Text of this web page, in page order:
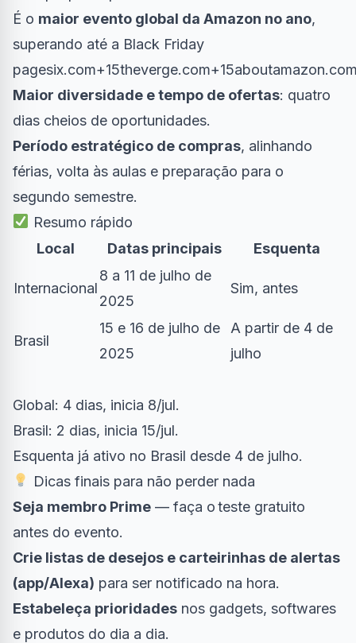
É o maior evento global da Amazon no ano,
superando até a Black Friday
Maior diversidade e tempo de ofertas: quatro
dias cheios de oportunidades.
Período estratégico de compras, alinhando
férias, volta às aulas e preparação para o
segundo semestre.
Resumo rápido
Local
Datas principais Esquenta
Internacional
8 a 11 de julho de
2025
Sim, antes
Brasil
15 e 16 de julho de
2025
A partir de 4 de
julho
Global: 4 dias, inicia 8/jul.
Brasil: 2 dias, inicia 15/jul.
Esquenta já ativo no Brasil desde 4 de julho.
Dicas finais para não perder nada
Seja membro Prime — faça o teste gratuito
antes do evento.
Crie listas de desejos e carteirinhas de alertas
(app/Alexa) para ser notificado na hora.
Estabeleça prioridades nos gadgets, softwares
e produtos do dia a dia.